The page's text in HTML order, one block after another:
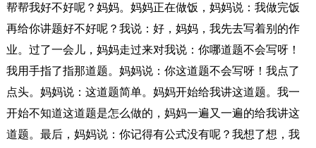
帮帮我好不好呢？妈妈。妈妈正在做饭，妈妈说：我做完饭
再给你讲题好不好呢？我说：好，妈妈，我先去写着别的作
业。过了一会儿，妈妈走过来对我说：你哪道题不会写呀！
我用手指了指那道题。妈妈说：你这道题不会写呀！我点了
点头。妈妈说：这道题简单。妈妈开始给我讲这道题。我一
开始不知道这道题是怎么做的，妈妈一遍又一遍的给我讲这
道题。最后，妈妈说：你记得有公式没有呢？我想了想，我